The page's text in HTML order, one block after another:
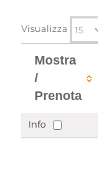
Visualizza
Mostra
/
Prenota
Info